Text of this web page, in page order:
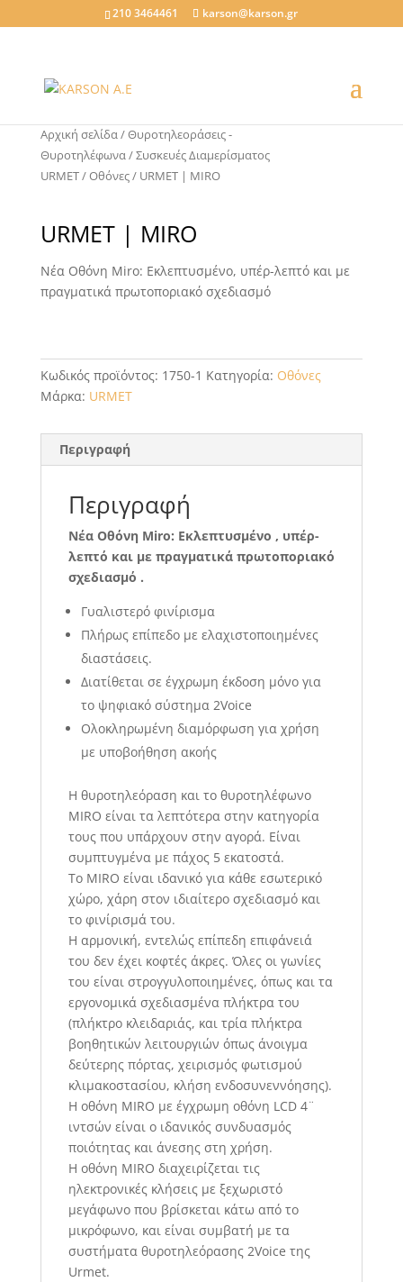
210 3464461 karson@karson.gr
Αρχική σελίδα/Θυροτηλεοράσεις -
Θυροτηλέφωνα/Συσκευές Διαμερίσματος
URMET/Οθόνες/ URMET | MIRO
URMET | MIRO
Νέα Οθόνη Miro: Εκλεπτυσμένο, υπέρ-λεπτό και με
πραγματικά πρωτοποριακό σχεδιασμό
Κωδικός προϊόντος: 1750-1 Κατηγορία: Οθόνες
Μάρκα: URMET
Περιγραφή
Περιγραφή
Νέα Οθόνη Miro: Εκλεπτυσμένο , υπέρ-
λεπτό και με πραγματικά πρωτοποριακό
σχεδιασμό .
Γυαλιστερό φινίρισμα
Πλήρως επίπεδο με ελαχιστοποιημένες
διαστάσεις.
Διατίθεται σε έγχρωμη έκδοση μόνο για
το ψηφιακό σύστημα 2Voice
Ολοκληρωμένη διαμόρφωση για χρήση
με υποβοήθηση ακοής
H θυροτηλεόραση και το θυροτηλέφωνο
MIRO είναι τα λεπτότερα στην κατηγορία
τους που υπάρχουν στην αγορά. Είναι
συμπτυγμένα με πάχος 5 εκατοστά.
Το ΜIRO είναι ιδανικό για κάθε εσωτερικό
χώρο, χάρη στον ιδιαίτερο σχεδιασμό και
το φινίρισμά του.
Η αρμονική, εντελώς επίπεδη επιφάνειά
του δεν έχει κοφτές άκρες. Όλες οι γωνίες
του είναι στρογγυλοποιημένες, όπως και τα
εργονομικά σχεδιασμένα πλήκτρα του
(πλήκτρο κλειδαριάς, και τρία πλήκτρα
βοηθητικών λειτουργιών όπως άνοιγμα
δεύτερης πόρτας, χειρισμός φωτισμού
κλιμακοστασίου, κλήση ενδοσυνεννόησης).
Η οθόνη MIRO με έγχρωμη οθόνη LCD 4¨
ιντσών είναι ο ιδανικός συνδυασμός
ποιότητας και άνεσης στη χρήση.
Η οθόνη MIRO διαχειρίζεται τις
ηλεκτρονικές κλήσεις με ξεχωριστό
μεγάφωνο που βρίσκεται κάτω από το
μικρόφωνο, και είναι συμβατή με τα
συστήματα θυροτηλεόρασης 2Voice της
Urmet.